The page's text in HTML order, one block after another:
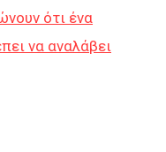
ότι ένα
να αναλάβει